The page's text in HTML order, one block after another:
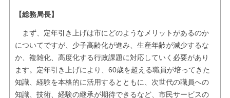
【総務局長】
まず、定年引き上げは市にどのようなメリットがあるのか
についてですが、少子高齢化が進み、生産年齢が減少するな
か、複雑化、高度化する行政課題に対応していく必要があり
ます。定年引き上げにより、60歳を超える職員が培ってきた
知識、経験を本格的に活用するとともに、次世代の職員への
知識、技術、経験の継承が期待できるなど、市民サービスの